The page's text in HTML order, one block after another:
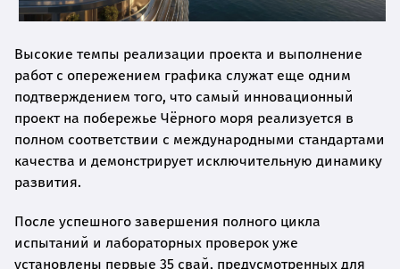
Высокие темпы реализации проекта и выполнение
работ с опережением графика служат еще одним
подтверждением того, что самый инновационный
проект на побережье Чёрного моря реализуется в
полном соответствии с международными стандартами
качества и демонстрирует исключительную динамику
развития.
После успешного завершения полного цикла
испытаний и лабораторных проверок уже
установлены первые 35 свай, предусмотренных для